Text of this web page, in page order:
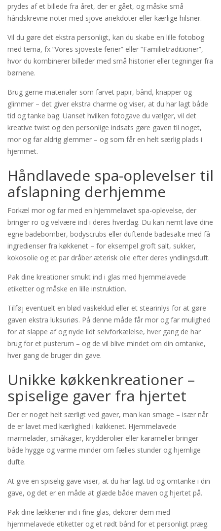
prydes af et billede fra året, der er gået, og måske små
håndskrevne noter med sjove anekdoter eller kærlige hilsner.
Vil du gøre det ekstra personligt, kan du skabe en lille fotobog
med tema, fx “Vores sjoveste ferier” eller “Familietraditioner”,
hvor du kombinerer billeder med små historier eller tegninger fra
børnene.
Brug gerne materialer som farvet papir, bånd, knapper og
glimmer – det giver ekstra charme og viser, at du har lagt både
tid og tanke bag. Uanset hvilken fotogave du vælger, vil det
kreative twist og den personlige indsats gøre gaven til noget,
mor og far aldrig glemmer – og som får en helt særlig plads i
hjemmet.
Håndlavede spa-oplevelser til
afslapning derhjemme
Forkæl mor og far med en hjemmelavet spa-oplevelse, der
bringer ro og velvære ind i deres hverdag. Du kan nemt lave dine
egne badebomber, bodyscrubs eller duftende badesalte med få
ingredienser fra køkkenet – for eksempel groft salt, sukker,
kokosolie og et par dråber æterisk olie efter deres yndlingsduft.
Pak dine kreationer smukt ind i glas med hjemmelavede
etiketter og måske en lille instruktion.
Tilføj eventuelt en blød vaskeklud eller et stearinlys for at gøre
gaven ekstra luksuriøs. På denne måde får mor og far mulighed
for at slappe af og nyde lidt selvforkælelse, hver gang de har
brug for et pusterum – og de vil blive mindet om din omtanke,
hver gang de bruger din gave.
Unikke køkkenkreationer –
spiselige gaver fra hjertet
Der er noget helt særligt ved gaver, man kan smage – især når
de er lavet med kærlighed i køkkenet. Hjemmelavede
marmelader, småkager, krydderolier eller karameller bringer
både hygge og varme minder om fælles stunder og hjemlige
dufte.
At give en spiselig gave viser, at du har lagt tid og omtanke i din
gave, og det er en måde at glæde både maven og hjertet på.
Pak dine lækkerier ind i fine glas, dekorer dem med
hjemmelavede etiketter og et rødt bånd for et personligt præg.